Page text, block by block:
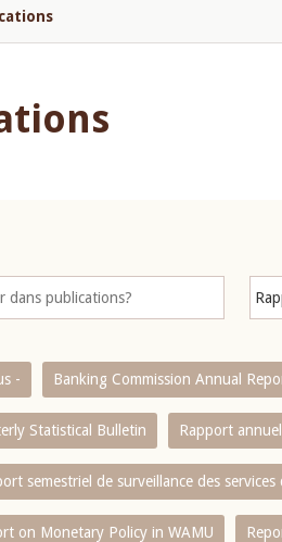
- Banking Commission Annual
Statistical Bulletin Rapport
semestriel de surveillance des
on Monetary Policy in WAMU